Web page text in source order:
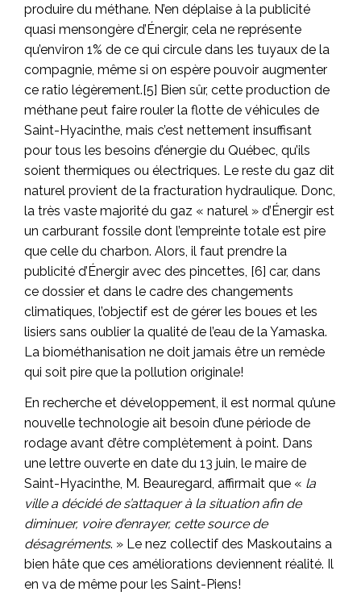
produire du méthane. N’en déplaise à la publicité
quasi mensongère d’Énergir, cela ne représente
qu’environ 1% de ce qui circule dans les tuyaux de la
compagnie, même si on espère pouvoir augmenter
ce ratio légèrement.[5] Bien sûr, cette production de
méthane peut faire rouler la flotte de véhicules de
Saint-Hyacinthe, mais c’est nettement insuffisant
pour tous les besoins d’énergie du Québec, qu’ils
soient thermiques ou électriques. Le reste du gaz dit
naturel provient de la fracturation hydraulique. Donc,
la très vaste majorité du gaz « naturel » d’Énergir est
un carburant fossile dont l’empreinte totale est pire
que celle du charbon. Alors, il faut prendre la
publicité d’Énergir avec des pincettes, [6] car, dans
ce dossier et dans le cadre des changements
climatiques, l’objectif est de gérer les boues et les
lisiers sans oublier la qualité de l’eau de la Yamaska.
La biométhanisation ne doit jamais être un remède
qui soit pire que la pollution originale!
En recherche et développement, il est normal qu’une
nouvelle technologie ait besoin d’une période de
rodage avant d’être complètement à point. Dans
une lettre ouverte en date du 13 juin, le maire de
Saint-Hyacinthe, M. Beauregard, affirmait que « la
ville a décidé de s’attaquer à la situation afin de
diminuer, voire d’enrayer, cette source de
désagréments. » Le nez collectif des Maskoutains a
bien hâte que ces améliorations deviennent réalité. Il
en va de même pour les Saint-Piens!